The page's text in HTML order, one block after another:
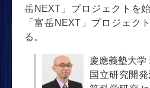
岳NEXT」プロジェクトを
「富岳NEXT」プロジェク
る。
慶應義塾大学
国立研究開